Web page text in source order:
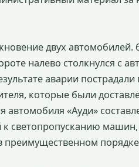
двух автомобилей.
налево столкнулся с
аварии пострадали
которые были
«Ауди»
светопропусканию машин,
преимущественном